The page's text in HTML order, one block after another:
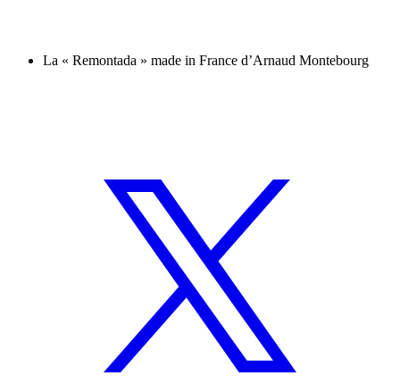
La « Remontada » made in France d’Arnaud Montebourg